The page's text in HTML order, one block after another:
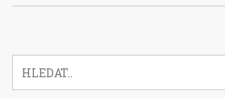
průvodce, který vám pomůže lépe